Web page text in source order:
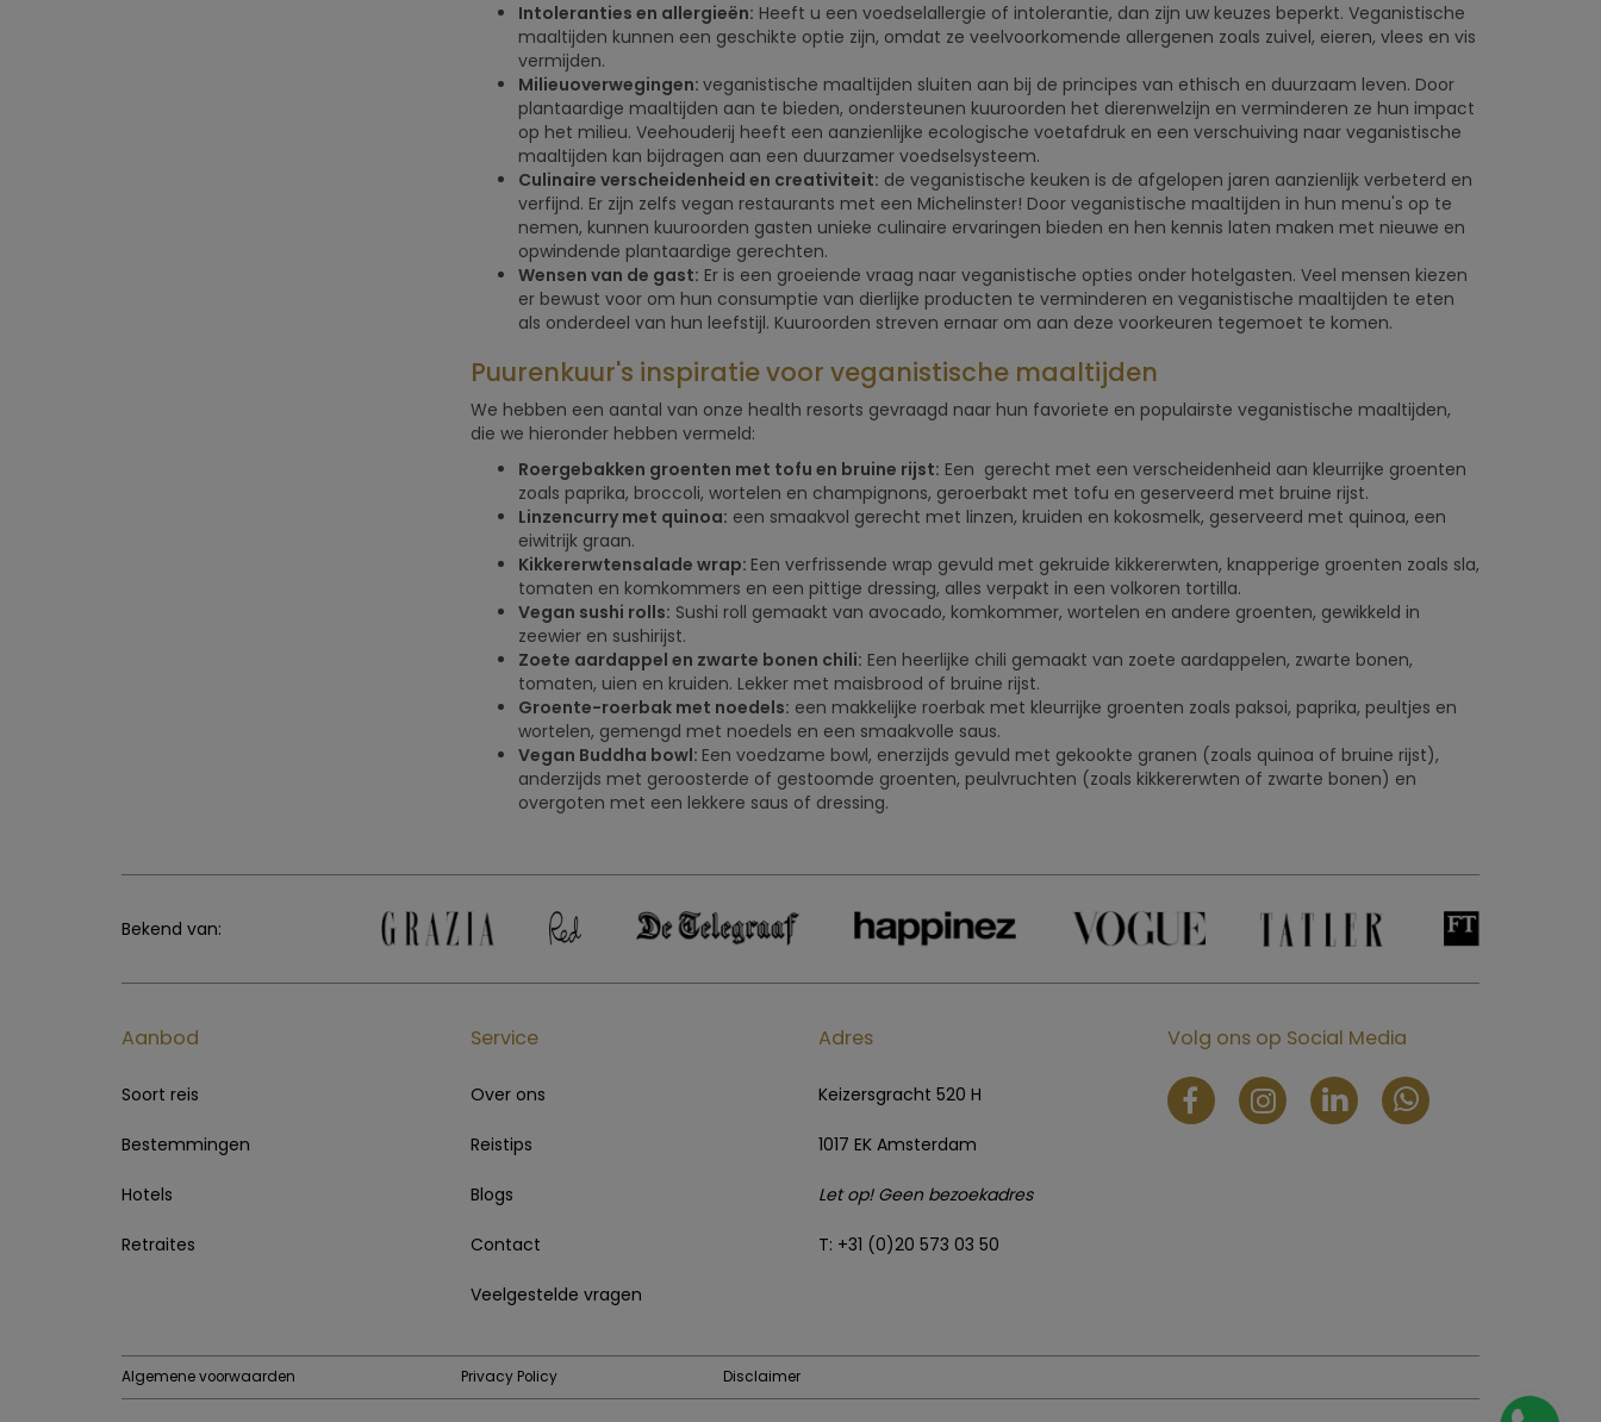
Intoleranties en allergieën: Heeft u een voedselallergie of intolerantie, dan zijn uw keuzes beperkt. Veganistische
maaltijden kunnen een geschikte optie zijn, omdat ze veelvoorkomende allergenen zoals zuivel, eieren, vlees en vis
vermijden.
Milieuoverwegingen: veganistische maaltijden sluiten aan bij de principes van ethisch en duurzaam leven. Door
plantaardige maaltijden aan te bieden, ondersteunen kuuroorden het dierenwelzijn en verminderen ze hun impact
op het milieu. Veehouderij heeft een aanzienlijke ecologische voetafdruk en een verschuiving naar veganistische
maaltijden kan bijdragen aan een duurzamer voedselsysteem.
Culinaire verscheidenheid en creativiteit: de veganistische keuken is de afgelopen jaren aanzienlijk verbeterd en
verfijnd. Er zijn zelfs vegan restaurants met een Michelinster! Door veganistische maaltijden in hun menu's op te
nemen, kunnen kuuroorden gasten unieke culinaire ervaringen bieden en hen kennis laten maken met nieuwe en
opwindende plantaardige gerechten.
Wensen van de gast: Er is een groeiende vraag naar veganistische opties onder hotelgasten. Veel mensen kiezen
er bewust voor om hun consumptie van dierlijke producten te verminderen en veganistische maaltijden te eten
als onderdeel van hun leefstijl. Kuuroorden streven ernaar om aan deze voorkeuren tegemoet te komen.
Puurenkuur's inspiratie voor veganistische maaltijden
We hebben een aantal van onze health resorts gevraagd naar hun favoriete en populairste veganistische maaltijden,
die we hieronder hebben vermeld:
Roergebakken groenten met tofu en bruine rijst: Een gerecht met een verscheidenheid aan kleurrijke groenten
zoals paprika, broccoli, wortelen en champignons, geroerbakt met tofu en geserveerd met bruine rijst.
Linzencurry met quinoa: een smaakvol gerecht met linzen, kruiden en kokosmelk, geserveerd met quinoa, een
eiwitrijk graan.
Kikkererwtensalade wrap: Een verfrissende wrap gevuld met gekruide kikkererwten, knapperige groenten zoals sla,
tomaten en komkommers en een pittige dressing, alles verpakt in een volkoren tortilla.
Vegan sushi rolls: Sushi roll gemaakt van avocado, komkommer, wortelen en andere groenten, gewikkeld in
zeewier en sushirijst.
Zoete aardappel en zwarte bonen chili: Een heerlijke chili gemaakt van zoete aardappelen, zwarte bonen,
tomaten, uien en kruiden. Lekker met maisbrood of bruine rijst.
Groente-roerbak met noedels: een makkelijke roerbak met kleurrijke groenten zoals paksoi, paprika, peultjes en
wortelen, gemengd met noedels en een smaakvolle saus.
Vegan Buddha bowl: Een voedzame bowl, enerzijds gevuld met gekookte granen (zoals quinoa of bruine rijst),
anderzijds met geroosterde of gestoomde groenten, peulvruchten (zoals kikkererwten of zwarte bonen) en
overgoten met een lekkere saus of dressing.
Bekend van:
Aanbod
Soort reis
Bestemmingen
Hotels
Retraites
Service
Over ons
Reistips
Blogs
Contact
Veelgestelde vragen
Adres
Keizersgracht 520 H
1017 EK Amsterdam
Let op! Geen bezoekadres
T: +31 (0)20 573 03 50
Volg ons op Social Media
Algemene voorwaarden Privacy Policy Disclaimer